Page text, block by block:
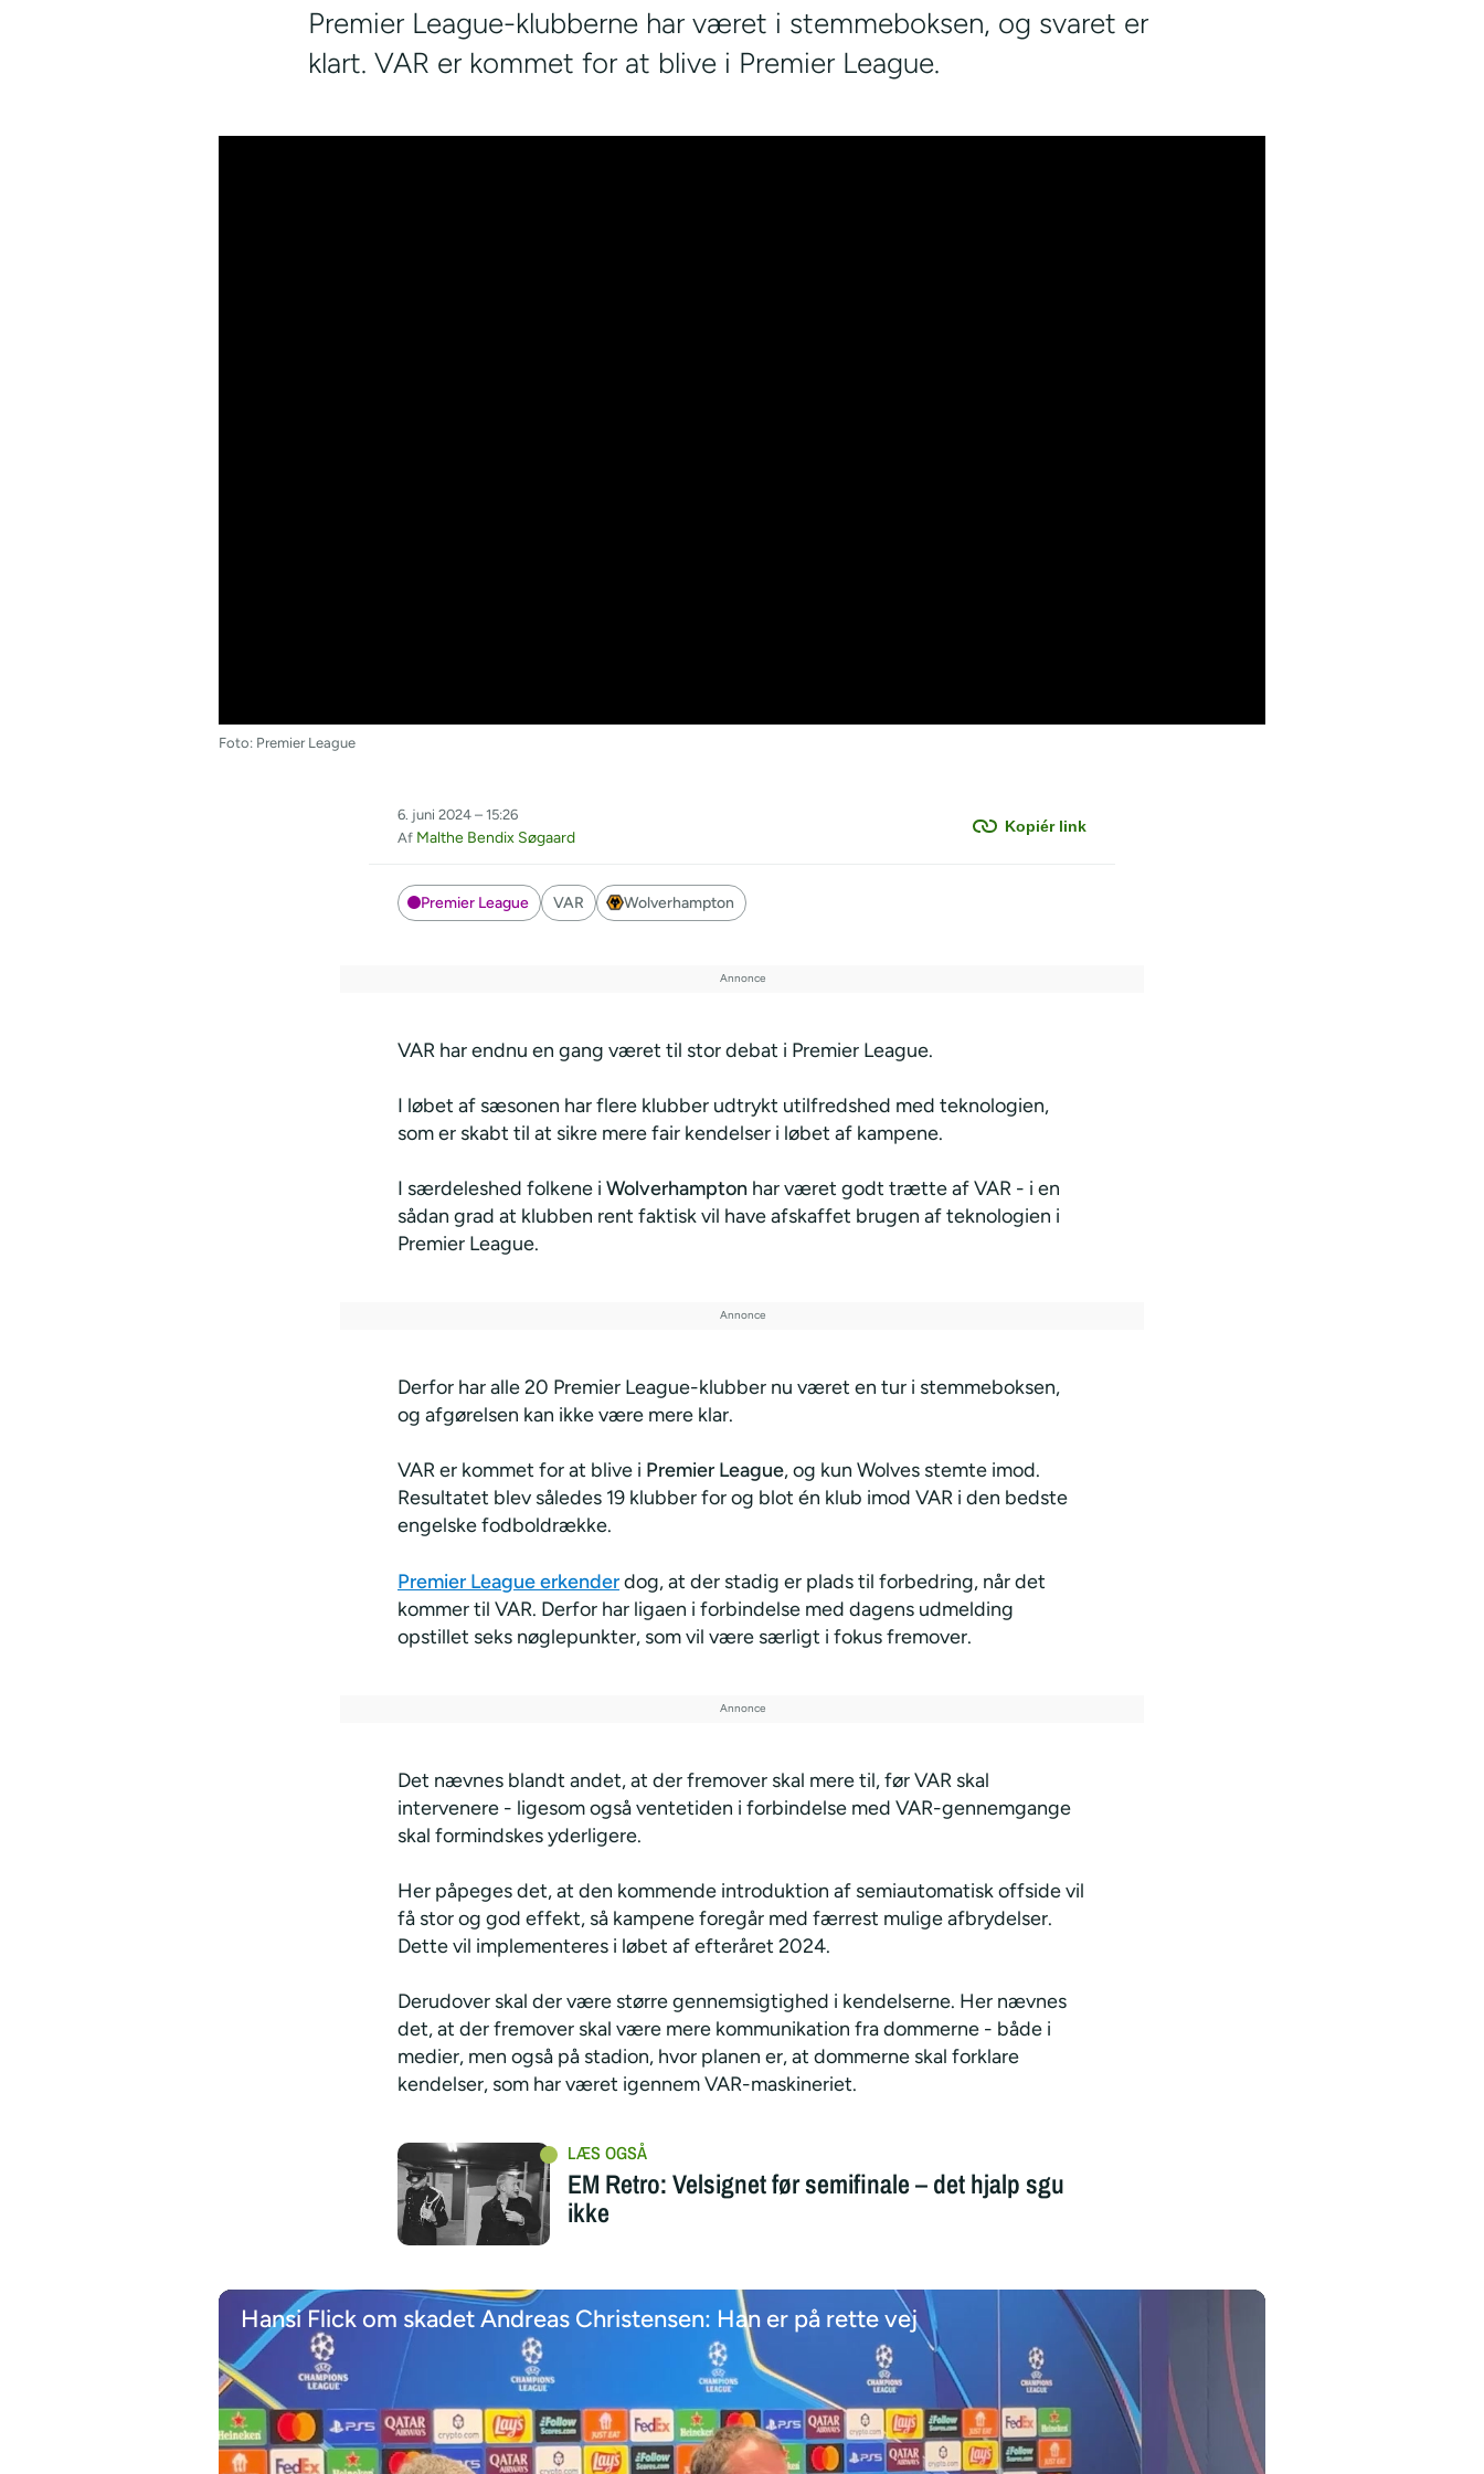
Premier League-klubberne har været i stemmeboksen, og svaret er
klart. VAR er kommet for at blive i Premier League.
Foto: Premier League
Kopiér link
6. juni 2024 – 15:26
Af Malthe Bendix Søgaard
Premier League VAR Wolverhampton
VAR har endnu en gang været til stor debat i Premier League.
I løbet af sæsonen har flere klubber udtrykt utilfredshed med teknologien,
som er skabt til at sikre mere fair kendelser i løbet af kampene.
I særdeleshed folkene i Wolverhampton har været godt trætte af VAR - i en
sådan grad at klubben rent faktisk vil have afskaffet brugen af teknologien i
Premier League.
Derfor har alle 20 Premier League-klubber nu været en tur i stemmeboksen,
og afgørelsen kan ikke være mere klar.
VAR er kommet for at blive i Premier League, og kun Wolves stemte imod.
Resultatet blev således 19 klubber for og blot én klub imod VAR i den bedste
engelske fodboldrække.
Premier League erkenderdog, at der stadig er plads til forbedring, når det
kommer til VAR. Derfor har ligaen i forbindelse med dagens udmelding
opstillet seks nøglepunkter, som vil være særligt i fokus fremover.
Det nævnes blandt andet, at der fremover skal mere til, før VAR skal
intervenere - ligesom også ventetiden i forbindelse med VAR-gennemgange
skal formindskes yderligere.
Her påpeges det, at den kommende introduktion af semiautomatisk offside vil
få stor og god effekt, så kampene foregår med færrest mulige afbrydelser.
Dette vil implementeres i løbet af efteråret 2024.
Derudover skal der være større gennemsigtighed i kendelserne. Her nævnes
det, at der fremover skal være mere kommunikation fra dommerne - både i
medier, men også på stadion, hvor planen er, at dommerne skal forklare
kendelser, som har været igennem VAR-maskineriet.
EM Retro: Velsignet før semifinale – det hjalp sgu
ikke
Hansi Flick om skadet Andreas Christensen: Han er på rette vej